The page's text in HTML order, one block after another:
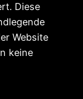
Diese
Website
keine